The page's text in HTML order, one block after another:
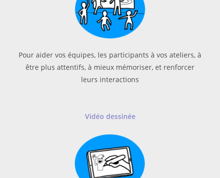
Pour aider vos équipes, les participants à vos ateliers, à
être plus attentifs, à mieux mémoriser, et renforcer
leurs interactions
Vidéo dessinée